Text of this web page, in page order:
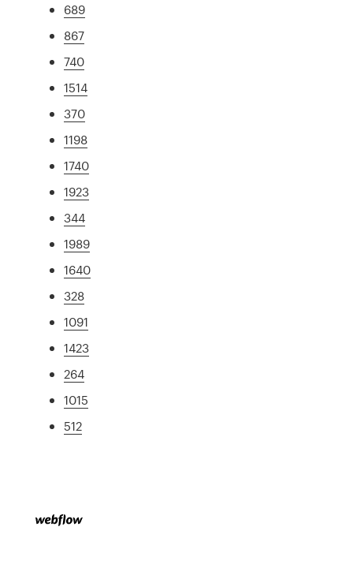
689
867
740
1514
370
1198
1740
1923
344
1989
1640
328
1091
1423
264
1015
512